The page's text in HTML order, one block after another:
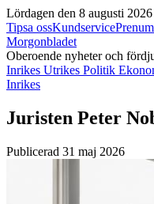
Lördagen den 8 augusti 2026
Tipsa ossKundservice
Morgonbladet
Oberoende nyheter och
Inrikes Utrikes Politik
Inrikes
Juristen Peter
Publicerad 31 maj 2026